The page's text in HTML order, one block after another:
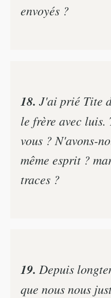
envoyés ?
18. J'ai prié Tite
le frère avec
vous ? N'avons-
même esprit ?
traces ?
19. Depuis
que nous nous